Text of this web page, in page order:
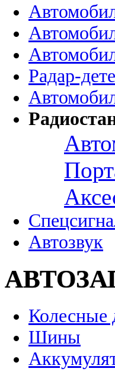
Радар-
Автозвук
Колесные
Шины